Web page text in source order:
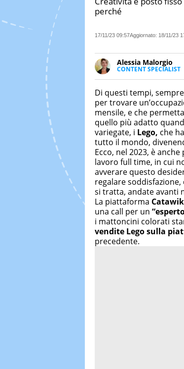
perché
17/11/23 09:57Aggiornato: 18/11/23
Alessia Malorgio
CONTENT SPECIALIST
Ha conseguito un
Marketing digitale.
di strategie
Di questi tempi,
per trovare
mensile, e che
quello più adatto
variegate, i Lego, che
tutto il mondo,
Ecco, nel 2023, è
lavoro full time, in cui
avverare questo
regalare
si tratta, andate avanti
La piattaforma
una call per un
i mattoncini colorati
vendite Lego sulla
precedente.